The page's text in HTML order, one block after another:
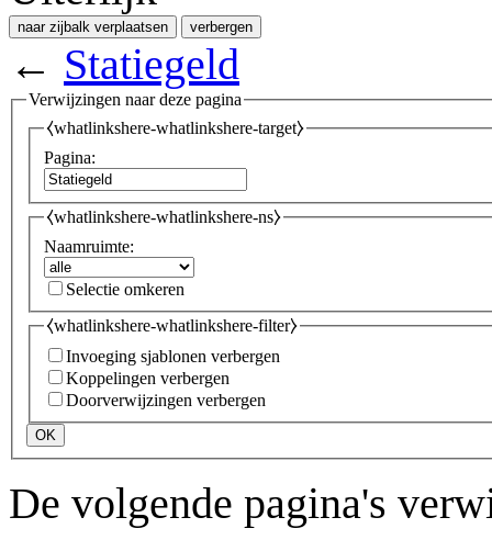
naar zijbalk verplaatsen verbergen
← Statiegeld
Verwijzingen naar deze pagina
⧼whatlinkshere-whatlinkshere-target⧽
Pagina:
⧼whatlinkshere-whatlinkshere-ns⧽
Naamruimte:
Selectie omkeren
⧼whatlinkshere-whatlinkshere-filter⧽
Invoeging sjablonen verbergen
Koppelingen verbergen
Doorverwijzingen verbergen
OK
De volgende pagina's